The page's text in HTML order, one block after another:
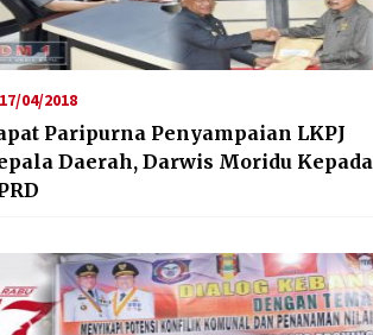
04/2018
Paripurna Penyampaian LKPJ
Daerah, Darwis Moridu Kepada